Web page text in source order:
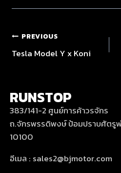
PREVIOUS
Tesla Model Y x Koni
RUNSTOP
383/141-2 ศูนย์การค้าวรจักร
ถ.จักรพรรดิพงษ์ ป้อมปราบศัตรู
10100
อีเมล : sales2@bjmotor.com